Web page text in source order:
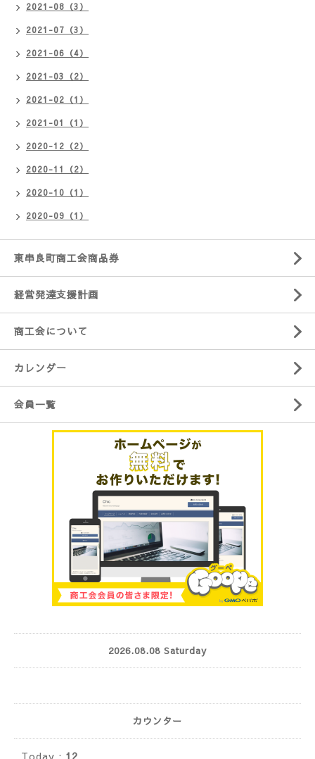
2021-08（3）
2021-07（3）
2021-06（4）
2021-03（2）
2021-02（1）
2021-01（1）
2020-12（2）
2020-11（2）
2020-10（1）
2020-09（1）
東串良町商工会商品券
経営発達支援計画
商工会について
カレンダー
会員一覧
2026.08.08 Saturday
カウンター
Today : 12